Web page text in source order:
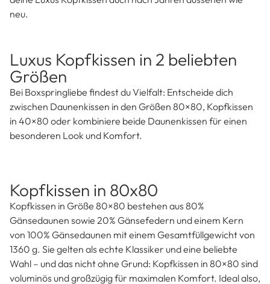
Vielseitige Einsatzmöglichkeiten
einsetzbar – ganz egal wo und wie du schläfst.
Hygiene und Pflegeleichtigkeit
Alle unsere Daunenkissen sind hochwertig und so
konzipiert, dass du lange Freude an unseren Kopfkissen
hast. Waschbare Materialien garantieren ein frisches
Gefühl und machen die Reinigung unkompliziert – damit
deine Luxus Kopfkissen auch nach Jahren aussehen wie
Luxus Kopfkissen in 2 beliebten
Größen
Bei Boxspringliebe findest du Vielfalt: Entscheide dich
zwischen Daunenkissen in den Größen 80×80, Kopfkissen
in 40×80 oder kombiniere beide Daunenkissen für einen
besonderen Look und Komfort.